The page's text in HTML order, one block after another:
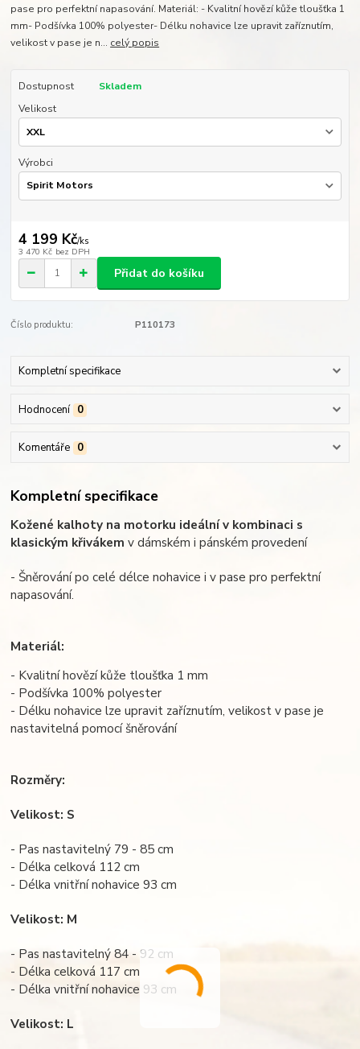
pase pro perfektní napasování. Materiál: - Kvalitní hovězí kůže tloušťka 1
mm- Podšívka 100% polyester- Délku nohavice lze upravit zaříznutím,
velikost v pase je n... celý popis
Dostupnost
Skladem
Velikost
Výrobci
4 199 Kč/ks
3 470 Kč bez DPH
Přidat do košíku
Číslo produktu: P110173
Kompletní specifikace
Hodnocení 0
Komentáře 0
Kompletní specifikace
Kožené kalhoty na motorku ideální v kombinaci s
klasickým křivákem v dámském i pánském provedení
- Šněrování po celé délce nohavice i v pase pro perfektní
napasování.
Materiál:
- Kvalitní hovězí kůže tloušťka 1 mm
- Podšívka 100% polyester
- Délku nohavice lze upravit zaříznutím, velikost v pase je
nastavitelná pomocí šněrování
Rozměry:
Velikost: S
- Pas nastavitelný 79 - 85 cm
- Délka celková 112 cm
- Délka vnitřní nohavice 93 cm
Velikost: M
- Pas nastavitelný 84 - 92 cm
- Délka celková 117 cm
- Délka vnitřní nohavice 93 cm
Velikost: L